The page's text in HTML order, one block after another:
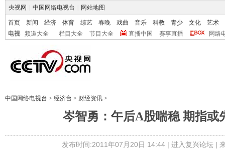
央视网 中国网络电视台 网站地图
首页 新闻 经济 体育 综艺 春晚 戏曲 音乐 科教 青少 文化
艺术
电视
频道大全 栏目大全 节目大全 直播中国 赛事直播 网络
中国网络电视台 > 经济台 > 财经资讯 >
岑智勇：午后A股喘稳 期指或
发布时间:2011年07月20日 14:44 | 进入复兴论坛|